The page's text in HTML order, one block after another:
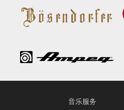
音乐服务